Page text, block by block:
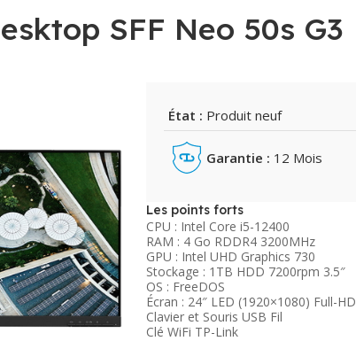
SFF Neo 50s G3
État : Produit neuf
Garantie : 12 Mois
Les points forts
CPU : Intel Core i5-12400
RAM : 4 Go RDDR4 3200MHz
GPU : Intel UHD Graphics 730
Stockage : 1TB HDD 7200rpm 3.5″
OS : FreeDOS
Écran : 24″ LED (1920×1080) Full-HD
Clavier et Souris USB Fil
Clé WiFi TP-Link